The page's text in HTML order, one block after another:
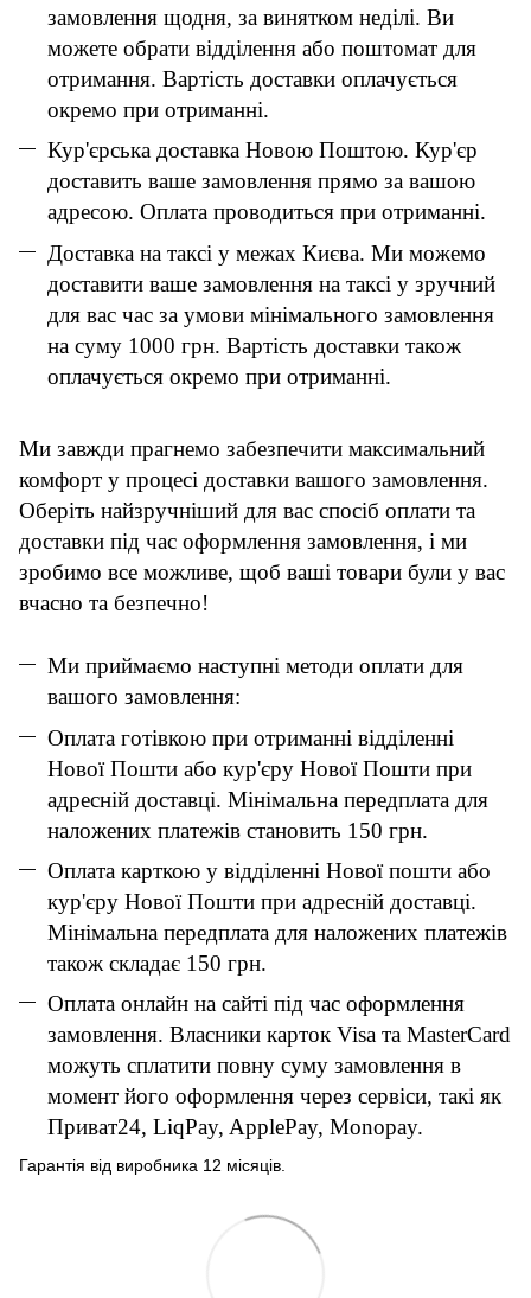
замовлення щодня, за винятком неділі. Ви
можете обрати відділення або поштомат для
отримання. Вартість доставки оплачується
окремо при отриманні.
Кур'єрська доставка Новою Поштою. Кур'єр
доставить ваше замовлення прямо за вашою
адресою. Оплата проводиться при отриманні.
Доставка на таксі у межах Києва. Ми можемо
доставити ваше замовлення на таксі у зручний
для вас час за умови мінімального замовлення
на суму 1000 грн. Вартість доставки також
оплачується окремо при отриманні.
Ми завжди прагнемо забезпечити максимальний
комфорт у процесі доставки вашого замовлення.
Оберіть найзручніший для вас спосіб оплати та
доставки під час оформлення замовлення, і ми
зробимо все можливе, щоб ваші товари були у вас
вчасно та безпечно!
Ми приймаємо наступні методи оплати для
вашого замовлення:
Оплата готівкою при отриманні відділенні
Нової Пошти або кур'єру Нової Пошти при
адресній доставці. Мінімальна передплата для
наложених платежів становить 150 грн.
Оплата карткою у відділенні Нової пошти або
кур'єру Нової Пошти при адресній доставці.
Мінімальна передплата для наложених платежів
також складає 150 грн.
Оплата онлайн на сайті під час оформлення
замовлення. Власники карток Visa та MasterCard
можуть сплатити повну суму замовлення в
момент його оформлення через сервіси, такі як
Приват24, LiqPay, ApplePay, Monopay.
Гарантія від виробника 12 місяців.